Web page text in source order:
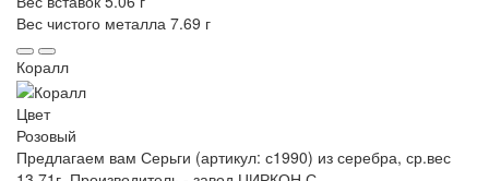
Вес чистого металла 7.69 г
Коралл
Цвет
Розовый
Предлагаем вам Серьги (артикул: с1990) из серебра, ср.вес